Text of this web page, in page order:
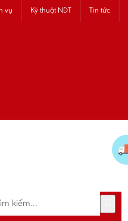
vụ Kỹ thuật NDT Tin tức